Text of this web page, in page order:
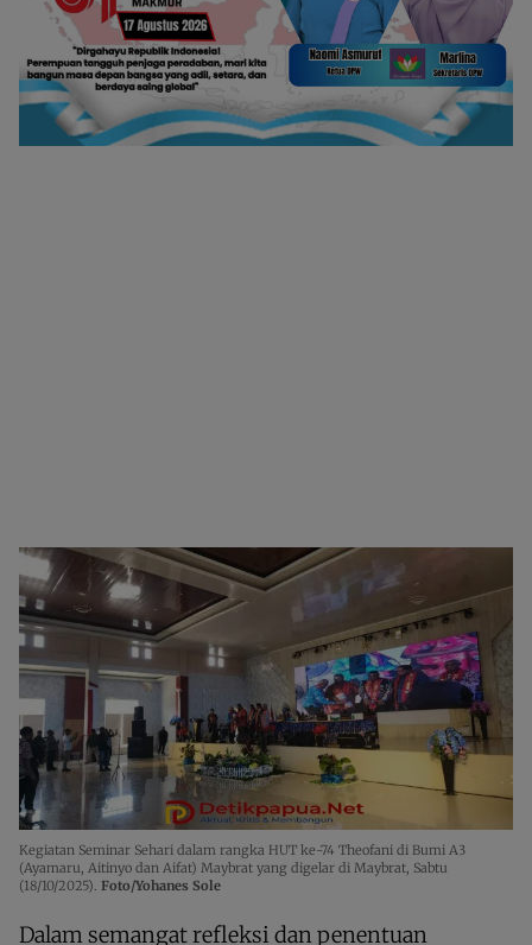
Kegiatan Seminar Sehari dalam rangka HUT ke-74 Theofani di Bumi A3
(Ayamaru, Aitinyo dan Aifat) Maybrat yang digelar di Maybrat, Sabtu
(18/10/2025). Foto/Yohanes Sole
Dalam semangat refleksi dan penentuan